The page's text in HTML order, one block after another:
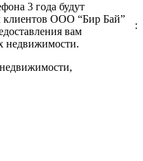
3 года будут
клиентов ООО “Бир Бай”
вам
недвижимости.
: